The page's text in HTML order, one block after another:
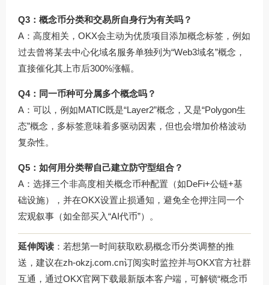
Q3：概念币分类和交易所自身行为有关吗？
A：高度相关，OKX会主动为优质项目添加概念标签，例如
过去曾将某去中心化域名服务单独列为“Web3域名”概念，
直接催化其上市后300%涨幅。
Q4：同一币种可分属多个概念吗？
A：可以，例如MATIC既是“Layer2”概念，又是“Polygon生
态”概念，多标签意味着多驱动因素，但也会增加价格波动
复杂性。
Q5：如何用分类帮自己建立防守型组合？
A：选择三个非高度相关概念币种配置（如DeFi+公链+基
础设施），并在OKX设置止损通知，避免全仓押注同一个
宏观叙事（如全部买入“AI代币”）。
延伸阅读 ：若想第一时间获取欧易概念币分类调整的推
送，建议在zh-okzj.com.cn订阅实时监控并与OKX官方社群
互通，通过OKX官网下载最新版本客户端，可解锁“概念币